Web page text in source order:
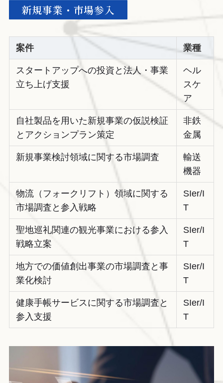
新規事業・市場参入
案件 業種
スタートアップへの投資と法人・事業
立ち上げ支援
ヘル
スケ
ア
自社製品を用いた新規事業の仮説検証
とアクションプラン策定
非鉄
金属
新規事業検討領域に関する市場調査
輸送
機器
物流（フォークリフト）領域に関する
市場調査と参入戦略
SIer/I
T
聖地巡礼関連の観光事業における参入
戦略立案
SIer/I
T
地方での価値創出事業の市場調査と事
業化検討
SIer/I
T
健康手帳サービスに関する市場調査と
参入支援
SIer/I
T